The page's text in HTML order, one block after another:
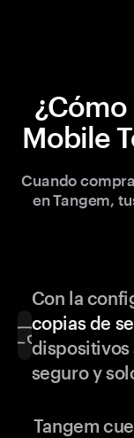
Mobile
Cuando
en Tangem,
Con la
copias de
dispositivos
seguro y
Tangem